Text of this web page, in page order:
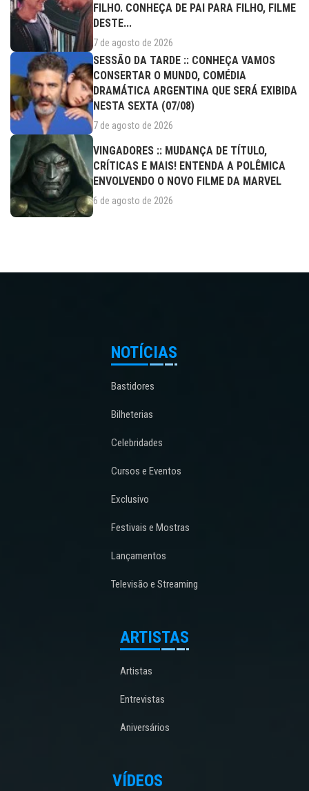
FILHO. CONHEÇA DE PAI PARA FILHO, FILME
DESTE...
7 de agosto de 2026
SESSÃO DA TARDE :: CONHEÇA VAMOS
CONSERTAR O MUNDO, COMÉDIA
DRAMÁTICA ARGENTINA QUE SERÁ EXIBIDA
NESTA SEXTA (07/08)
7 de agosto de 2026
VINGADORES :: MUDANÇA DE TÍTULO,
CRÍTICAS E MAIS! ENTENDA A POLÊMICA
ENVOLVENDO O NOVO FILME DA MARVEL
6 de agosto de 2026
NOTÍCIAS
Bastidores
Bilheterias
Celebridades
Cursos e Eventos
Exclusivo
Festivais e Mostras
Lançamentos
Televisão e Streaming
ARTISTAS
Artistas
Entrevistas
Aniversários
VÍDEOS